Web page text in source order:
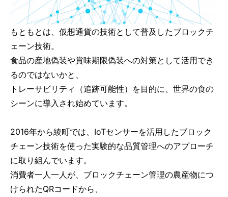
もともとは、仮想通貨の技術として普及したブロックチ
ェーン技術。
食品の産地偽装や賞味期限偽装への対策として活用でき
るのではないかと、
トレーサビリティ（追跡可能性）を目的に、世界の食の
シーンに導入され始めています。
2016年から綾町では、IoTセンサーを活用したブロック
チェーン技術を使った実験的な品質管理へのアプローチ
に取り組んでいます。
消費者一人一人が、ブロックチェーン管理の農産物につ
けられたQRコードから、